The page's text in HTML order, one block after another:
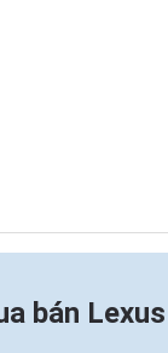
bán